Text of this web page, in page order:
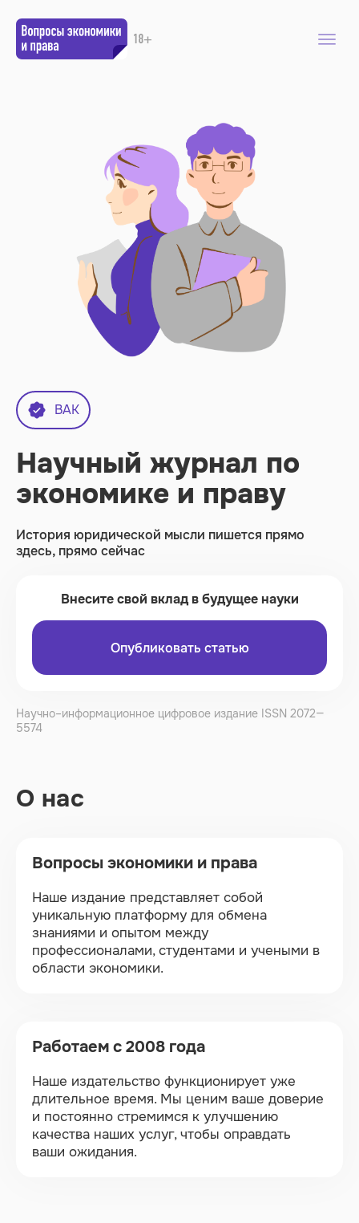
ВАК
Научный журнал по
экономике и праву
История юридической мысли пишется прямо
здесь, прямо сейчас
Внесите свой вклад в будущее науки
Опубликовать статью
Научно–информационное цифровое издание ISSN 2072—
5574
О нас
Вопросы экономики и права
Наше издание представляет собой
уникальную платформу для обмена
знаниями и опытом между
профессионалами, студентами и учеными в
области экономики.
Работаем с 2008 года
Наше издательство функционирует уже
длительное время. Мы ценим ваше доверие
и постоянно стремимся к улучшению
качества наших услуг, чтобы оправдать
ваши ожидания.